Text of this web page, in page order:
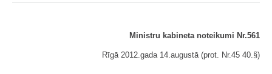
Ministru kabineta noteikumi Nr.561
Rīgā 2012.gada 14.augustā (prot. Nr.45 40.§)